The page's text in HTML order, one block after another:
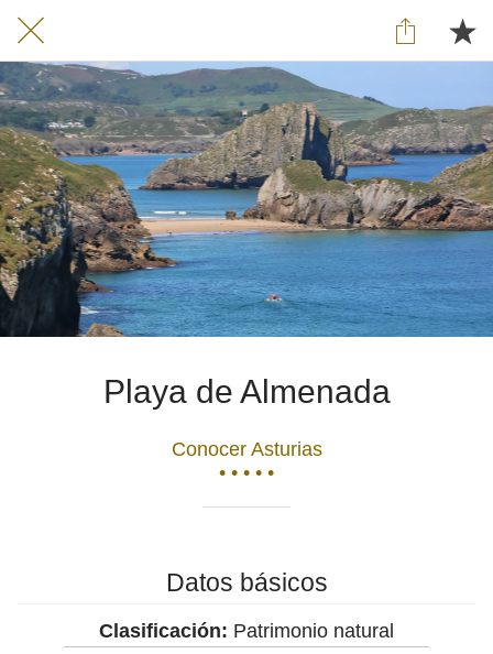
Playa de Almenada
Conocer Asturias
• • • • •
Datos básicos
Clasificación: Patrimonio natural